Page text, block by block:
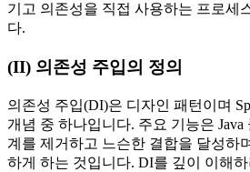
기고 의존성을 직접 사용하는 프로세
다.
(II) 의존성 주입의 정의
의존성 주입(DI)은 디자인 패턴이며
개념 중 하나입니다. 주요 기능은
계를 제거하고 느슨한 결합을 달성하
하게 하는 것입니다. DI를 깊이 이해